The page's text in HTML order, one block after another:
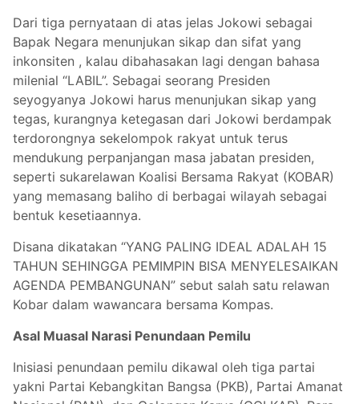
Dari tiga pernyataan di atas jelas Jokowi sebagai
Bapak Negara menunjukan sikap dan sifat yang
inkonsiten , kalau dibahasakan lagi dengan bahasa
milenial “LABIL”. Sebagai seorang Presiden
seyogyanya Jokowi harus menunjukan sikap yang
tegas, kurangnya ketegasan dari Jokowi berdampak
terdorongnya sekelompok rakyat untuk terus
mendukung perpanjangan masa jabatan presiden,
seperti sukarelawan Koalisi Bersama Rakyat (KOBAR)
yang memasang baliho di berbagai wilayah sebagai
bentuk kesetiaannya.
Disana dikatakan “YANG PALING IDEAL ADALAH 15
TAHUN SEHINGGA PEMIMPIN BISA MENYELESAIKAN
AGENDA PEMBANGUNAN” sebut salah satu relawan
Kobar dalam wawancara bersama Kompas.
Asal Muasal Narasi Penundaan Pemilu
Inisiasi penundaan pemilu dikawal oleh tiga partai
yakni Partai Kebangkitan Bangsa (PKB), Partai Amanat